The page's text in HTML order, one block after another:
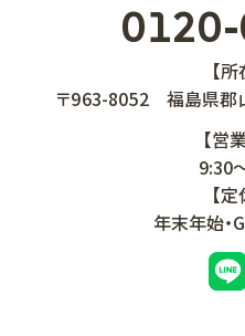
【
〒963-8052
福島県郡
【営
9:30
【
年末年始・